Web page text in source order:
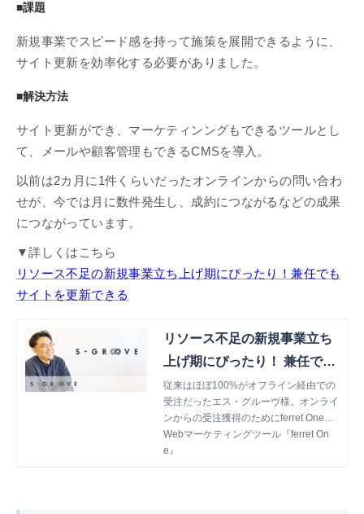
■課題
新規事業でスピード感を持って施策を展開できるように、
サイト更新を効率化する必要がありました。
■解決方法
サイト更新ができ、マーケティンングもできるツールとし
て、メールや顧客管理もできるCMSを導入。
以前は2カ月に1件くらいだったオンラインからの問い合わ
せが、今では月に数件発生し、成約につながるなどの成果
につながっています。
▼詳しくはこちら
リソース不足の新規事業立ち上げ期にぴったり！兼任でも
サイトを更新できる
リソース不足の新規事業立ち
上げ期にぴったり！ 兼任でも
サイトを更新できる
従来はほぼ100%がオフライン経由での
受注だったエス・グルーヴ様。オンライ
ンからの受注獲得のためにferret Oneを
導入され、オンライン経由での受注を実
現されました。
Webマーケティングツール『ferret On
e』